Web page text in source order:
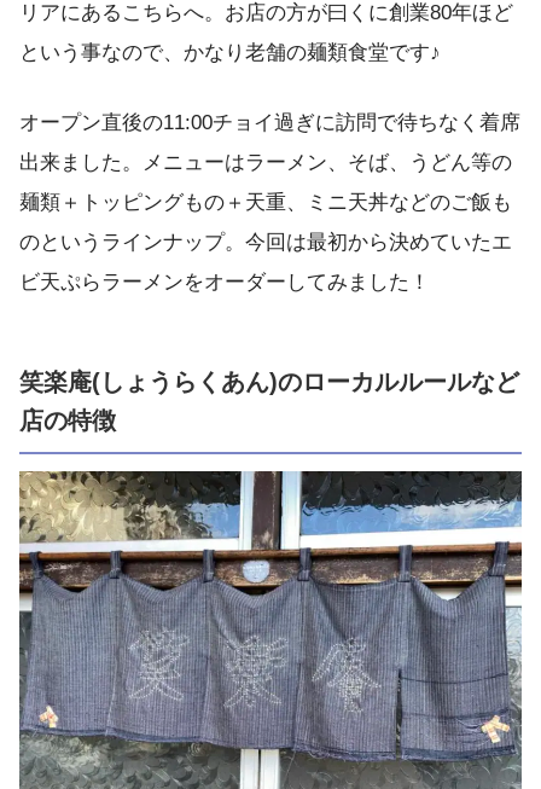
リアにあるこちらへ。お店の方が曰くに創業80年ほど
という事なので、かなり老舗の麺類食堂です♪
オープン直後の11:00チョイ過ぎに訪問で待ちなく着席
出来ました。メニューはラーメン、そば、うどん等の
麺類＋トッピングもの＋天重、ミニ天丼などのご飯も
のというラインナップ。今回は最初から決めていたエ
ビ天ぷらラーメンをオーダーしてみました！
笑楽庵(しょうらくあん)のローカルルールなど
店の特徴